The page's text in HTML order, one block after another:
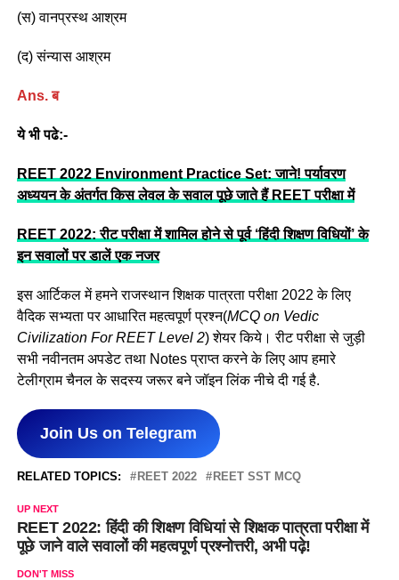
(स) वानप्रस्थ आश्रम
(द) संन्यास आश्रम
Ans. ब
ये भी पढे:-
REET 2022 Environment Practice Set: जाने! पर्यावरण
अध्ययन के अंतर्गत किस लेवल के सवाल पूछे जाते हैं REET परीक्षा में
REET 2022: रीट परीक्षा में शामिल होने से पूर्व ‘हिंदी शिक्षण विधियों’ के
इन सवालों पर डालें एक नजर
इस आर्टिकल में हमने राजस्थान शिक्षक पात्रता परीक्षा 2022 के लिए
वैदिक सभ्यता पर आधारित महत्वपूर्ण प्रश्न(MCQ on Vedic
Civilization For REET Level 2) शेयर किये।रीट परीक्षा से जुड़ी
सभी नवीनतम अपडेट तथा Notes प्राप्त करने के लिए आप हमारे
टेलीग्राम चैनल के सदस्य जरूर बने जॉइन लिंक नीचे दी गई है.
Join Us on Telegram
RELATED TOPICS: REET 2022 REET SST MCQ
UP NEXT
REET 2022: हिंदी की शिक्षण विधियां से शिक्षक पात्रता परीक्षा में
पूछे जाने वाले सवालों की महत्वपूर्ण प्रश्नोत्तरी, अभी पढ़े!
DON'T MISS